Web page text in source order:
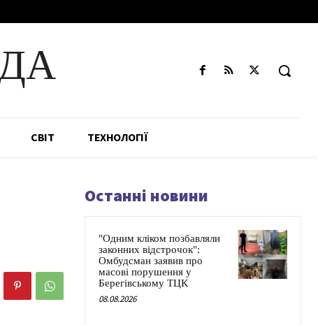
СВІТ ТЕХНОЛОГІЇ
Останні новини
"Одним кліком позбавляли
законних відстрочок":
Омбудсман заявив про
масові порушення у
Берегівському ТЦК
08.08.2026